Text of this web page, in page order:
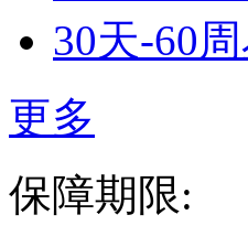
30天-60
更多
保障期限: